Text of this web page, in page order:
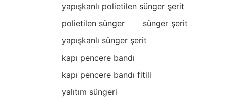
yapışkanlı polietilen sünger şerit
polietilen sünger
sünger şerit
yapışkanlı sünger şerit
kapı pencere bandı
kapı pencere bandı fitili
yalıtım süngeri